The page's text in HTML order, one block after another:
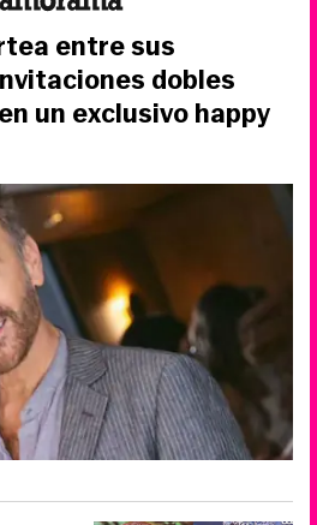
entre sus
dobles
un exclusivo happy